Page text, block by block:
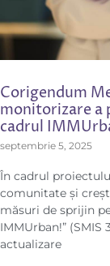
Corigendum
monitorizare a
cadrul
septembrie 5, 2025
În cadrul
comunitate și
măsuri de sprijin
IMMUrban!” (SMIS
actualizare